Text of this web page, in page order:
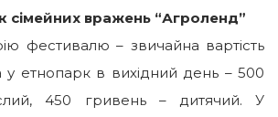
сімейних вражень “Агроленд”
фестивалю – звичайна вартість
у етнопарк в вихідний день – 500
450 гривень – дитячий. У